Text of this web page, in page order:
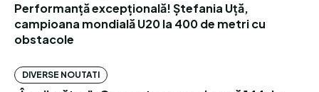
Performanță excepțională! Ștefania Uță,
campioana mondială U20 la 400 de metri cu
obstacole
DIVERSE NOUTATI